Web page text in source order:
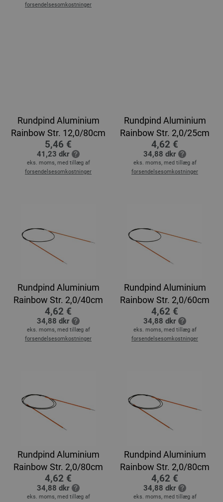
forsendelsesomkostninger
Rundpind Aluminium
Rainbow Str. 12,0/80cm
5,46 €
41,23 dkr
eks. moms, med tillæg af
forsendelsesomkostninger
Rundpind Aluminium
Rainbow Str. 2,0/25cm
4,62 €
34,88 dkr
eks. moms, med tillæg af
forsendelsesomkostninger
Rundpind Aluminium
Rainbow Str. 2,0/40cm
4,62 €
34,88 dkr
eks. moms, med tillæg af
forsendelsesomkostninger
Rundpind Aluminium
Rainbow Str. 2,0/60cm
4,62 €
34,88 dkr
eks. moms, med tillæg af
forsendelsesomkostninger
Rundpind Aluminium
Rainbow Str. 2,0/80cm
4,62 €
34,88 dkr
eks. moms, med tillæg af
Rundpind Aluminium
Rainbow Str. 2,0/80cm
4,62 €
34,88 dkr
eks. moms, med tillæg af